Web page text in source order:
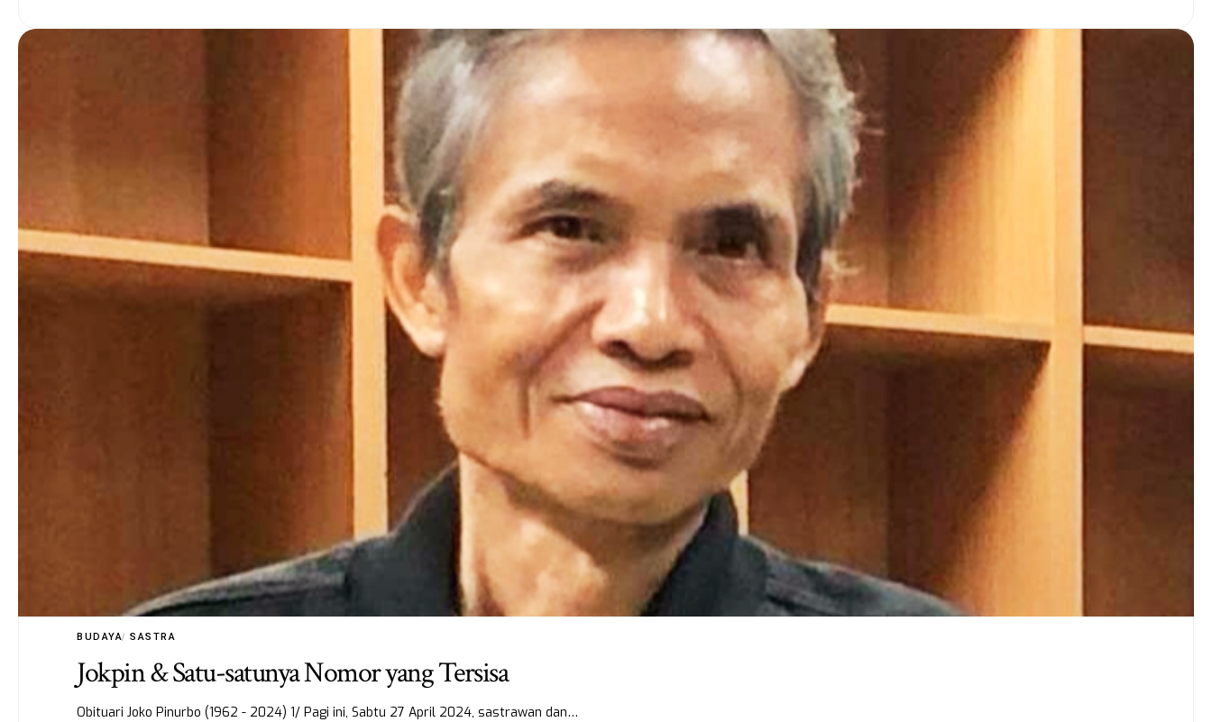
BUDAYA SASTRA
Jokpin & Satu-satunya Nomor yang Tersisa
Obituari Joko Pinurbo (1962 - 2024) 1/ Pagi ini, Sabtu 27 April 2024, sastrawan dan…